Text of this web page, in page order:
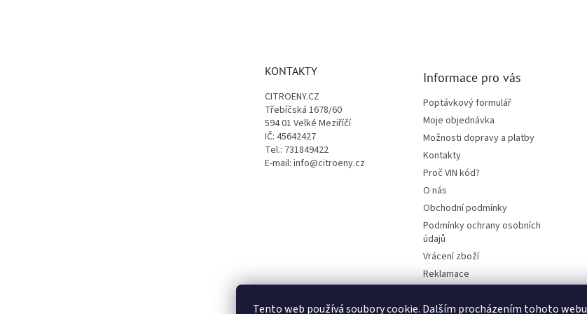
Tento web používá soubory cookie. Dalším procházením tohoto webu
KONTAKTY
CITROENY.CZ
Třebíčská 1678/60
594 01 Velké Meziříčí
IČ: 45642427
Tel.: 731849422
E-mail: info@citroeny.cz
Informace pro vás
Poptávkový formulář
Moje objednávka
Možnosti dopravy a platby
Kontakty
Proč VIN kód?
O nás
Obchodní podmínky
Podmínky ochrany osobních
údajů
Vrácení zboží
Reklamace
BLOG